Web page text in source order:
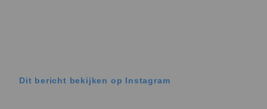
Dit bericht bekijken op Instagram